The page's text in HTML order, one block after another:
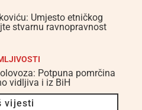
Umjesto etničkog
stvarnu ravnopravnost
Potpuna pomrčina
vidljiva i iz BiH
vijesti